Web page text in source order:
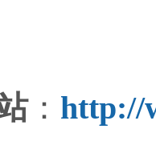
： http://